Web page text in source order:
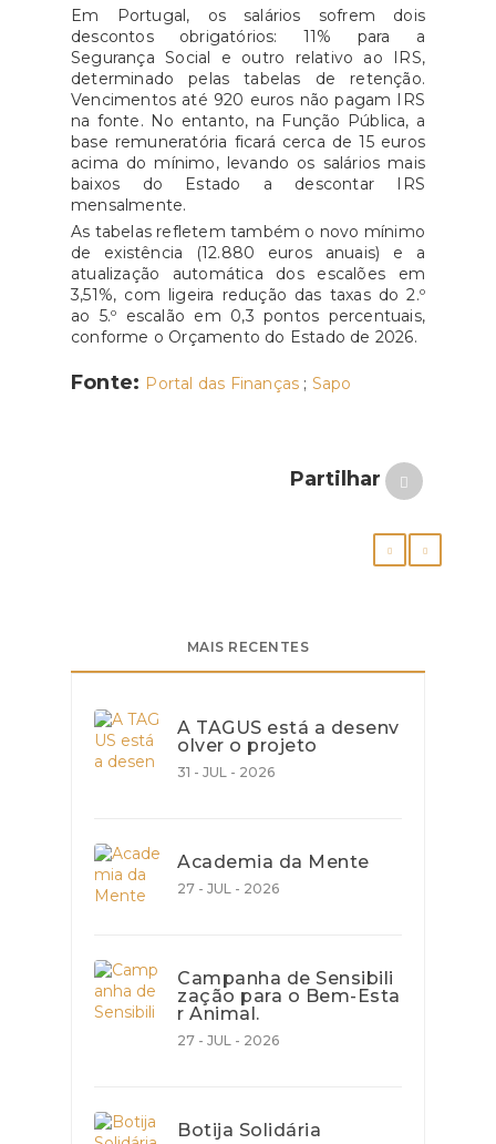
Em Portugal, os salários sofrem dois
descontos obrigatórios: 11% para a
Segurança Social e outro relativo ao IRS,
determinado pelas tabelas de retenção.
Vencimentos até 920 euros não pagam IRS
na fonte. No entanto, na Função Pública, a
base remuneratória ficará cerca de 15 euros
acima do mínimo, levando os salários mais
baixos do Estado a descontar IRS
mensalmente.
As tabelas refletem também o novo mínimo
de existência (12.880 euros anuais) e a
atualização automática dos escalões em
3,51%, com ligeira redução das taxas do 2.º
ao 5.º escalão em 0,3 pontos percentuais,
conforme o Orçamento do Estado de 2026.
Fonte: Portal das Finanças ; Sapo
Partilhar
MAIS RECENTES
A TAGUS está a desenv
olver o projeto
31 - JUL - 2026
Academia da Mente
27 - JUL - 2026
Campanha de Sensibili
zação para o Bem-Esta
r Animal.
27 - JUL - 2026
Botija Solidária